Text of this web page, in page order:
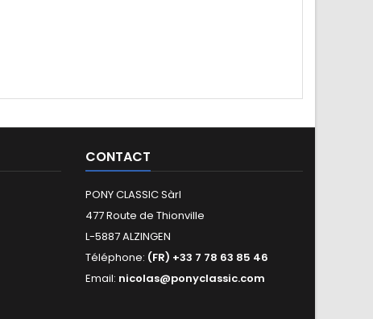
CONTACT
PONY CLASSIC Sàrl
477 Route de Thionville
L-5887 ALZINGEN
Téléphone: (FR) +33 7 78 63 85 46
Email: nicolas@ponyclassic.com